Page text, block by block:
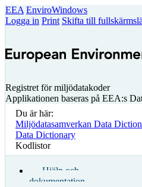
EEA EnviroWindows
Logga in Print Skifta till
Registret för miljödatakoder
Applikationen baseras på EEA:s
Du är här:
Miljödatasamverkan Data
Data Dictionary
Kodlistor
Hjälp och
dokumentation